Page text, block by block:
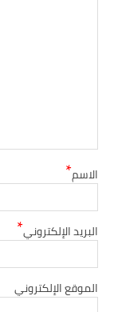
الاسم*
البريد الإلكتروني*
الموقع الإلكتروني